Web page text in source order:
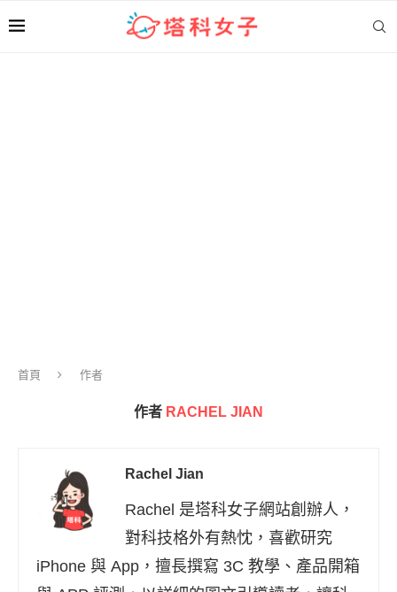
首頁 作者
作者 RACHEL JIAN
Rachel Jian
Rachel 是塔科女子網站創辦人，
對科技格外有熱忱，喜歡研究
iPhone 與 App，擅長撰寫 3C 教學、產品開箱